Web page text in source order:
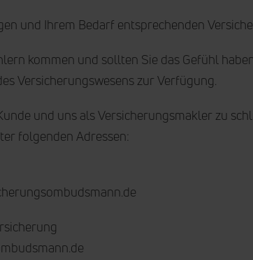
und Ihrem Bedarf entsprechenden
kommen und sollten Sie das Gefühl
Versicherungswesens zur Verfügung.
und uns als Versicherungsmakler zu
folgenden Adressen: